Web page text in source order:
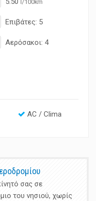
l/100km
Επιβάτες: 5
Αερόσακοι: 4
AC / Clima
σας σε
του νησιού, χωρίς